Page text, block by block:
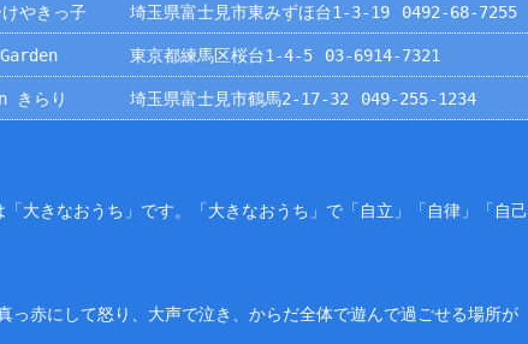
やきっ子 埼玉県富士見市東みずほ台1-3-19 0492-68-7255
東京都練馬区桜台1-4-5 03-6914-7321
きらり 埼玉県富士見市鶴馬2-17-32 049-255-1234
大きなおうち」です。「大きなおうち」で「自立」「自律」「自
っ赤にして怒り、大声で泣き、からだ全体で遊んで過ごせる場所が